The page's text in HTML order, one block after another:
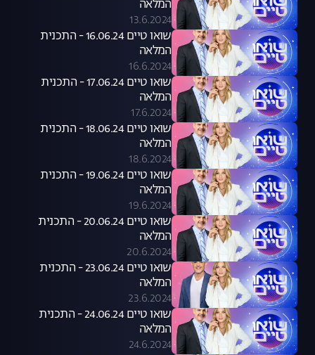
המלאה
13.6.2024
שואו טיים 16.06.24 - התכנית
המלאה
16.6.2024
שואו טיים 17.06.24 - התכנית
המלאה
17.6.2024
שואו טיים 18.06.24 - התכנית
המלאה
18.6.2024
שואו טיים 19.06.24 - התכנית
המלאה
19.6.2024
שואו טיים 20.06.24 - התכנית
המלאה
20.6.2024
שואו טיים 23.06.24 - התכנית
המלאה
23.6.2024
שואו טיים 24.06.24 - התכנית
המלאה
24.6.2024